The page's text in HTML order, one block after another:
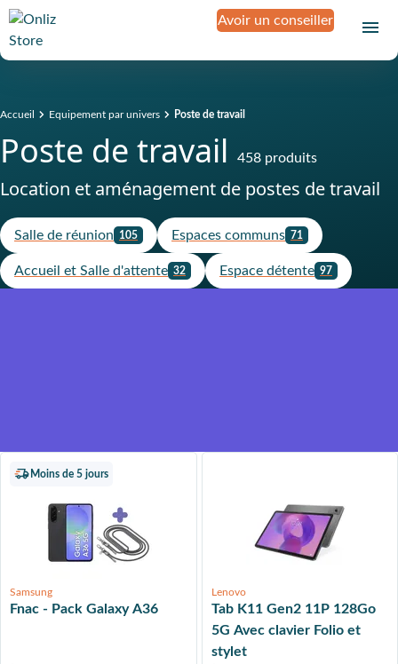
Avoir un conseiller
Accueil Equipement par univers Poste de travail
Poste de travail 458 produits
Location et aménagement de postes de travail
Salle de réunion 105 Espaces communs 71
Accueil et Salle d'attente 32 Espace détente 97
Moins de 5 jours
Samsung
Fnac - Pack Galaxy A36
Lenovo
Tab K11 Gen2 11P 128Go
5G Avec clavier Folio et
stylet